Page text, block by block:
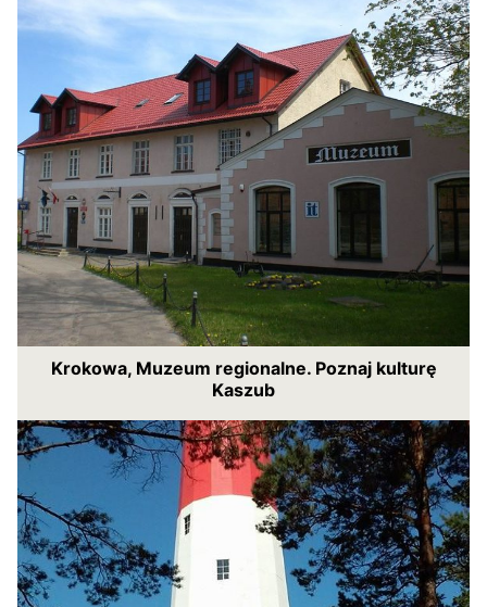
Krokowa, Muzeum regionalne. Poznaj kulturę
Kaszub